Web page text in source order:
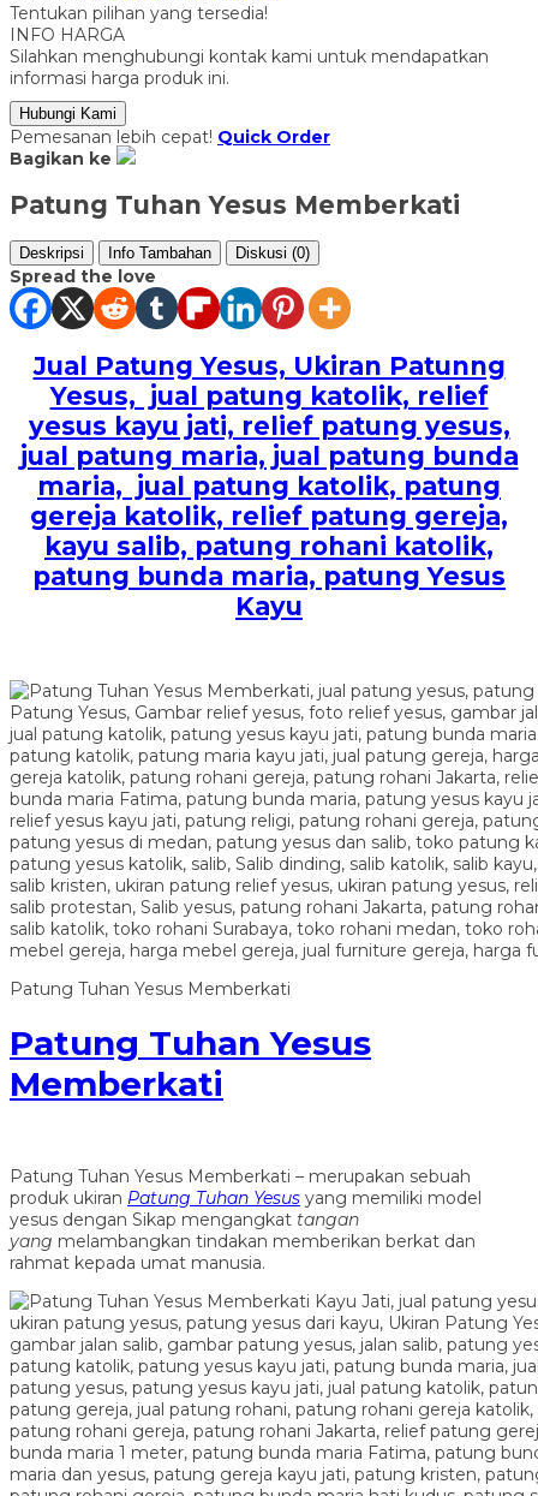
Tentukan pilihan yang tersedia!
INFO HARGA
Silahkan menghubungi kontak kami untuk mendapatkan
informasi harga produk ini.
Hubungi Kami
Pemesanan lebih cepat! Quick Order
Bagikan ke
Patung Tuhan Yesus Memberkati
Deskripsi Info Tambahan Diskusi (0)
Spread the love
Jual Patung Yesus, Ukiran Patunng
Yesus, jual patung katolik, relief
yesus kayu jati, relief patung yesus,
jual patung maria, jual patung bunda
maria, jual patung katolik, patung
gereja katolik, relief patung gereja,
kayu salib, patung rohani katolik,
patung bunda maria, patung Yesus
Kayu
Patung Tuhan Yesus Memberkati
Patung Tuhan Yesus
Memberkati
Patung Tuhan Yesus Memberkati – merupakan sebuah
produk ukiran Patung Tuhan Yesus yang memiliki model
yesus dengan Sikap mengangkat tangan
yang melambangkan tindakan memberikan berkat dan
rahmat kepada umat manusia.